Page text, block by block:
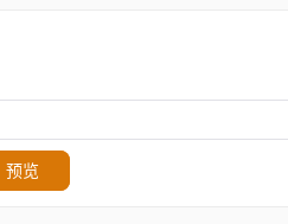
预览